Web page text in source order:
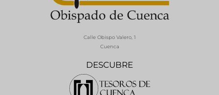
DESCUBRE
Calle Obispo Valero, 1
Cuenca